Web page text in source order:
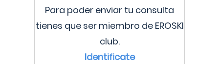
Para poder enviar tu consulta
tienes que ser miembro de EROSKI
club.
Identificate